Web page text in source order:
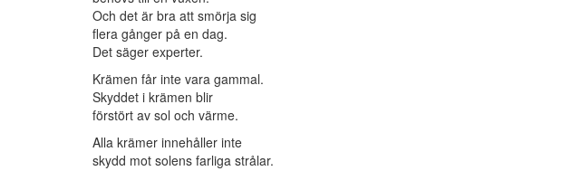
Och det är bra att smörja sig
flera gånger på en dag.
Det säger experter.
Krämen får inte vara gammal.
Skyddet i krämen blir
förstört av sol och värme.
Alla krämer innehåller inte
skydd mot solens farliga strålar.